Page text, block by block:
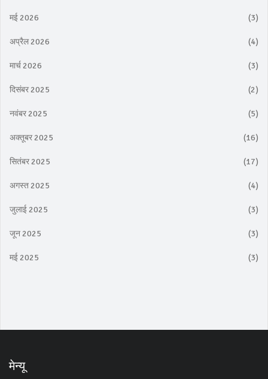
मई 2026 (3)
अप्रैल 2026 (4)
मार्च 2026 (3)
दिसंबर 2025 (2)
नवंबर 2025 (5)
अक्तूबर 2025 (16)
सितंबर 2025 (17)
अगस्त 2025 (4)
जुलाई 2025 (3)
जून 2025 (3)
मई 2025 (3)
मेन्यू